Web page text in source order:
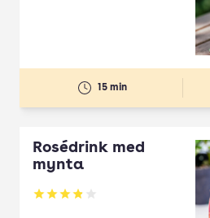
15 min
Rosédrink med
mynta
Betyg: 3.86 av 5